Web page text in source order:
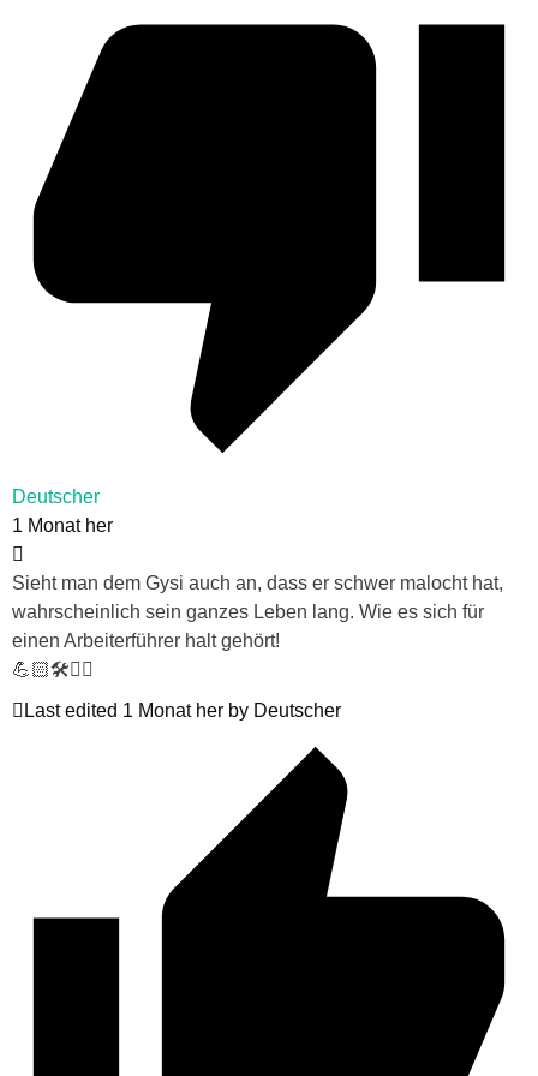
Deutscher
1 Monat her
Sieht man dem Gysi auch an, dass er schwer malocht hat,
wahrscheinlich sein ganzes Leben lang. Wie es sich für
einen Arbeiterführer halt gehört!
💪🏻🛠👍🏻
Last edited 1 Monat her by Deutscher